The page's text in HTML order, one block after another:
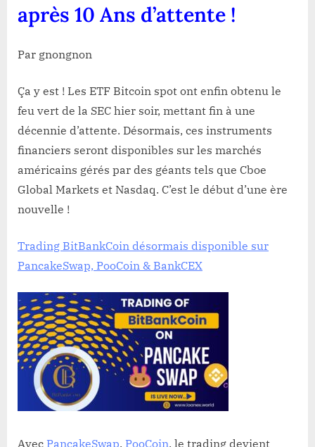
après 10 Ans d’attente !
Par gnongnon
Ça y est ! Les ETF Bitcoin spot ont enfin obtenu le
feu vert de la SEC hier soir, mettant fin à une
décennie d’attente. Désormais, ces instruments
financiers seront disponibles sur les marchés
américains gérés par des géants tels que Cboe
Global Markets et Nasdaq. C’est le début d’une ère
nouvelle !
Trading BitBankCoin désormais disponible sur
PancakeSwap, PooCoin & BankCEX
Avec PancakeSwap, PooCoin, le trading devient